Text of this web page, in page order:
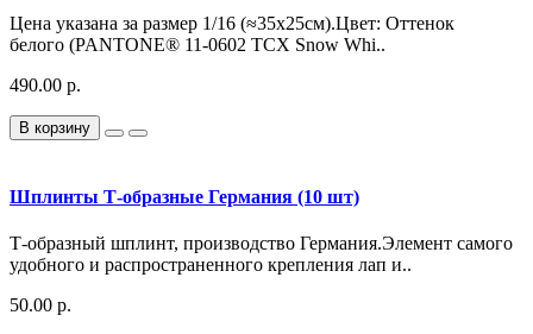
Цена указана за размер 1/16 (≈35х25см).Цвет: Оттенок
белого (PANTONE® 11-0602 TCX Snow Whi..
490.00 р.
В корзину
Шплинты Т-образные Германия (10 шт)
Т-образный шплинт, производство Германия.Элемент самого
удобного и распространенного крепления лап и..
50.00 р.